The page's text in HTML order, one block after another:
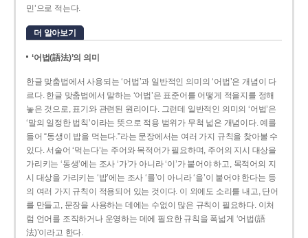
민’으로 적는다.
더 알아보기
‘어법(語法)’의 의미
한글 맞춤법에서 사용되는 ‘어법’과 일반적인 의미의 ‘어법’은 개념이 다
르다. 한글 맞춤법에서 말하는 ‘어법’은 표준어를 어떻게 적을지를 정해
놓은 것으로, 표기와 관련된 원리이다. 그런데 일반적인 의미의 ‘어법’은
‘말의 일정한 법칙’이라는 뜻으로 적용 범위가 무척 넓은 개념이다. 예를
들어 “동생이 밥을 먹는다.”라는 문장에서는 여러 가지 규칙을 찾아볼 수
있다. 서술어 ‘먹는다’는 주어와 목적어가 필요하며, 주어의 지시 대상을
가리키는 ‘동생’에는 조사 ‘가’가 아니라 ‘이’가 붙어야 하고, 목적어의 지
시 대상을 가리키는 ‘밥’에는 조사 ‘를’이 아니라 ‘을’이 붙어야 한다는 등
의 여러 가지 규칙이 적용되어 있는 것이다. 이 외에도 소리를 내고, 단어
를 만들고, 문장을 사용하는 데에는 수없이 많은 규칙이 필요하다. 이처
럼 언어를 조직하거나 운영하는 데에 필요한 규칙을 폭넓게 ‘어법(語
法)’이라고 한다.